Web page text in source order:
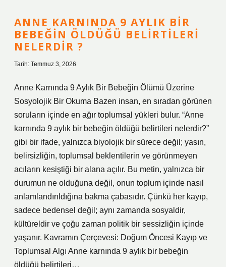
ANNE KARNINDA 9 AYLIK BIR
BEBEĞIN ÖLDÜĞÜ BELIRTILERI
NELERDIR ?
Tarih: Temmuz 3, 2026
Anne Karnında 9 Aylık Bir Bebeğin Ölümü Üzerine
Sosyolojik Bir Okuma Bazen insan, en sıradan görünen
soruların içinde en ağır toplumsal yükleri bulur. “Anne
karnında 9 aylık bir bebeğin öldüğü belirtileri nelerdir?”
gibi bir ifade, yalnızca biyolojik bir sürece değil; yasın,
belirsizliğin, toplumsal beklentilerin ve görünmeyen
acıların kesiştiği bir alana açılır. Bu metin, yalnızca bir
durumun ne olduğuna değil, onun toplum içinde nasıl
anlamlandırıldığına bakma çabasıdır. Çünkü her kayıp,
sadece bedensel değil; aynı zamanda sosyaldir,
kültüreldir ve çoğu zaman politik bir sessizliğin içinde
yaşanır. Kavramın Çerçevesi: Doğum Öncesi Kayıp ve
Toplumsal Algı Anne karnında 9 aylık bir bebeğin
öldüğü belirtileri…